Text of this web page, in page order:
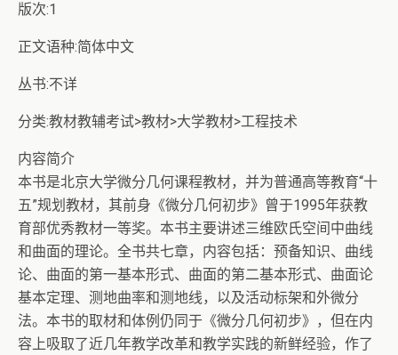
版次:1
正文语种:简体中文
丛书:不详
分类:教材教辅考试>教材>大学教材>工程技术
内容简介
本书是北京大学微分几何课程教材，并为普通高等教育“十
五”规划教材，其前身《微分几何初步》曾于1995年获教
育部优秀教材一等奖。本书主要讲述三维欧氏空间中曲线
和曲面的理论。全书共七章，内容包括：预备知识、曲线
论、曲面的第一基本形式、曲面的第二基本形式、曲面论
基本定理、测地曲率和测地线，以及活动标架和外微分
法。本书的取材和体例仍同于《微分几何初步》，但在内
容上吸取了近几年教学改革和教学实践的新鲜经验，作了